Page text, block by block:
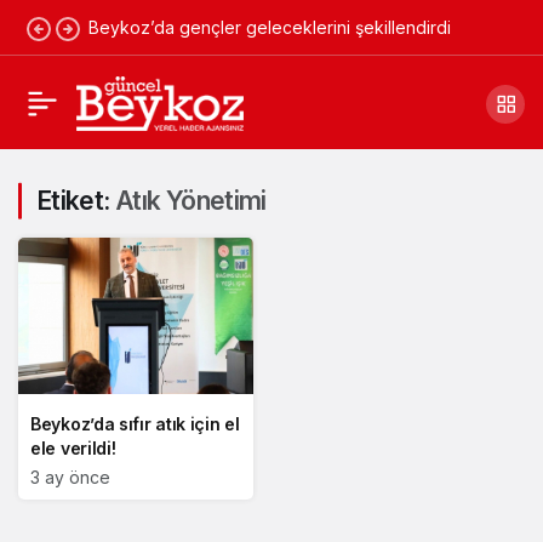
Beykoz’da gençler geleceklerini şekillendirdi
Etiket: Atık Yönetimi
Beykoz’da sıfır atık için el
ele verildi!
3 ay önce